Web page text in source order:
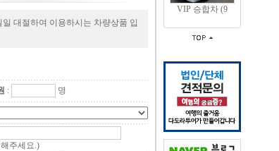
대절하여 이용하시는 차량상품 입
: 명
주세요.)
VIP 승합차 (9